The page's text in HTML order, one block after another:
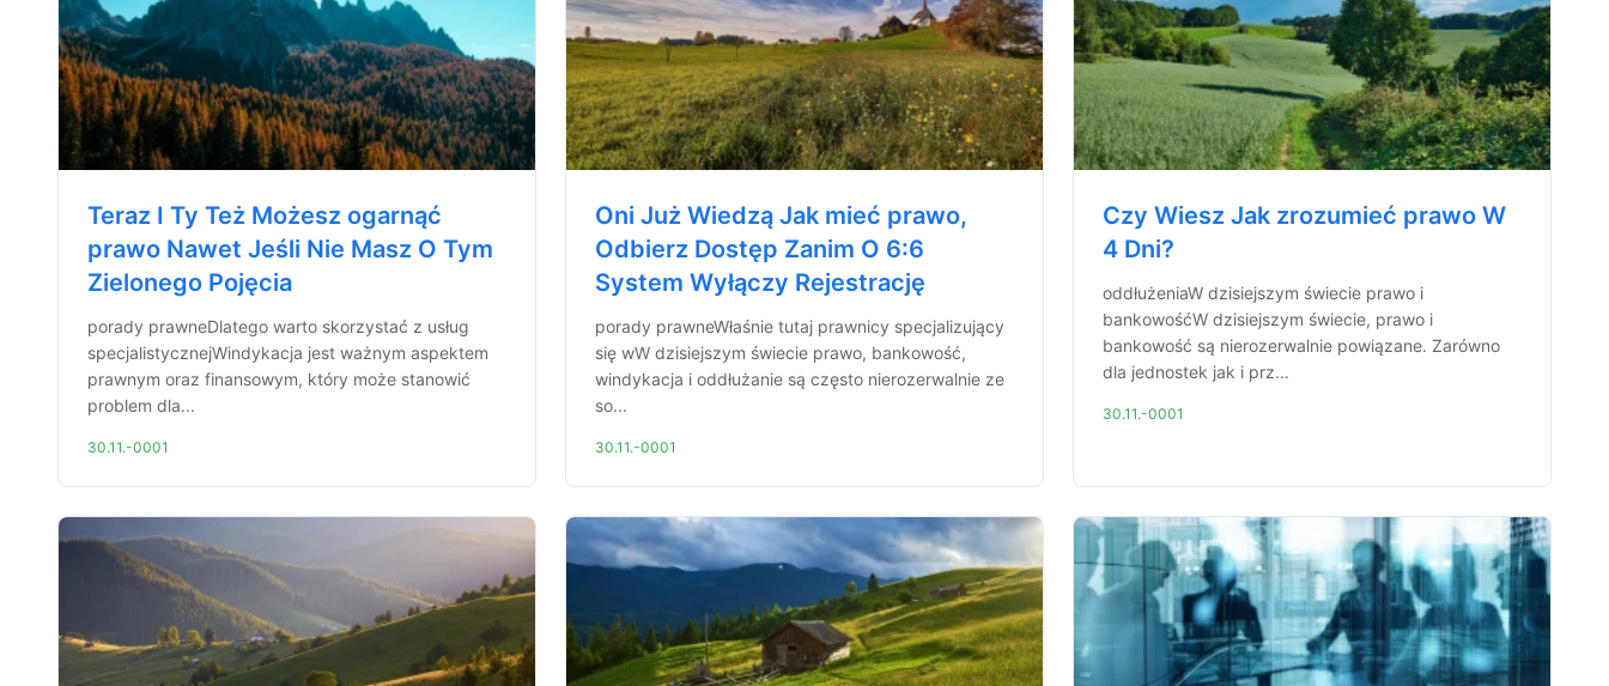
Teraz I Ty Też Możesz ogarnąć
prawo Nawet Jeśli Nie Masz O Tym
Zielonego Pojęcia
porady prawneDlatego warto skorzystać z usług
specjalistycznejWindykacja jest ważnym aspektem
prawnym oraz finansowym, który może stanowić
problem dla...
30.11.-0001
Oni Już Wiedzą Jak mieć prawo,
Odbierz Dostęp Zanim O 6:6
System Wyłączy Rejestrację
porady prawneWłaśnie tutaj prawnicy specjalizujący
się wW dzisiejszym świecie prawo, bankowość,
windykacja i oddłużanie są często nierozerwalnie ze
so...
30.11.-0001
Czy Wiesz Jak zrozumieć prawo W
4 Dni?
oddłużeniaW dzisiejszym świecie prawo i
bankowośćW dzisiejszym świecie, prawo i
bankowość są nierozerwalnie powiązane. Zarówno
dla jednostek jak i prz...
30.11.-0001